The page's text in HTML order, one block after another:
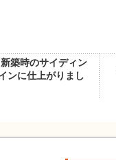
築時のサイディン
ンに仕上がりまし